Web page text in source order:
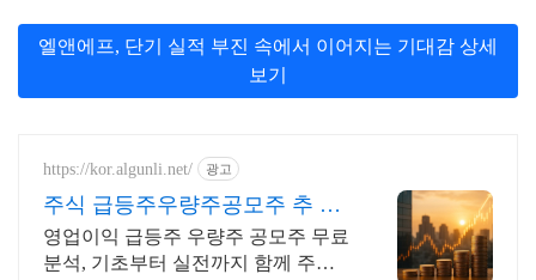
엘앤에프, 단기 실적 부진 속에서 이어지는 기대감 상세
보기
https://kor.algunli.net/ 광고
주식 급등주우량주공모주 추 우
량주 무료 공유
영업이익 급등주 우량주 공모주 무료
분석, 기초부터 실전까지 함께 주식